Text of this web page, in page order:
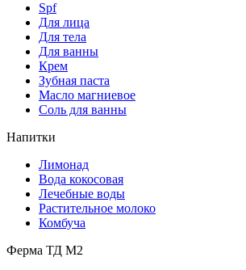
Spf
Для лица
Для тела
Для ванны
Крем
Зубная паста
Масло магниевое
Соль для ванны
Напитки
Лимонад
Вода кокосовая
Лечебные воды
Растительное молоко
Комбуча
Ферма ТД М2